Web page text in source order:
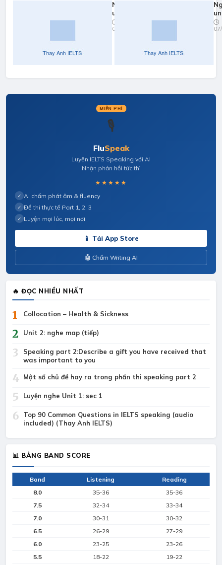
Nghe
unit 3:
nghe
part 3
07/04/2022
MIỄN PHÍ
🎙️
FluSpeak
Luyện IELTS Speaking với AI
Nhận phản hồi tức thì
★★★★★
✓ AI chấm phát âm & fluency
✓ Đề thi thực tế Part 1, 2, 3
✓ Luyện mọi lúc, mọi nơi
📱 Tải App Store
🤖 Chấm Writing AI
🔥 ĐỌC NHIỀU NHẤT
1 Collocation – Health & Sickness
2 Unit 2: nghe map (tiếp)
3
Speaking part 2:Describe a gift you have received that
was important to you
4 Một số chủ đề hay ra trong phần thi speaking part 2
5 Luyện nghe Unit 1: sec 1
6
Top 90 Common Questions in IELTS speaking (audio
included) (Thay Anh IELTS)
📊 BẢNG BAND SCORE
Band Listening
Reading
8.0
35-36
35-36
7.5
32-34
33-34
7.0
30-31
30-32
6.5
26-29
27-29
6.0
23-25
23-26
5.5
18-22 19-22